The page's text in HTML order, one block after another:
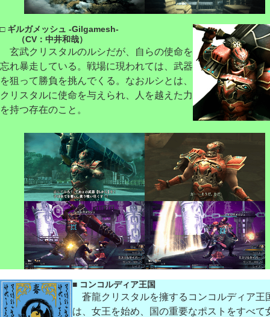
□ ギルガメッシュ -Gilgamesh-
（CV：中井和哉）
玄武クリスタルのルシだが、自らの使命を
忘れ暴走している。戦場に現われては、武器
を狙って勝負を挑んでくる。なおルシとは、
クリスタルに使命を与えられ、人を越えた力
を持つ存在のこと。
■ コンコルディア王国
蒼龍クリスタルを擁するコンコルディア王
は、女王を始め、国の重要なポストをすべて